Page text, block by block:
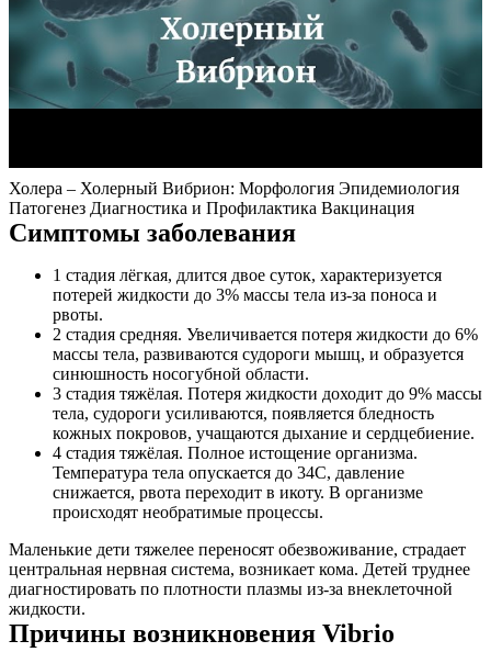
Холера – Холерный Вибрион: Морфология Эпидемиология
Патогенез Диагностика и Профилактика Вакцинация
Симптомы заболевания
1 стадия лёгкая, длится двое суток, характеризуется
потерей жидкости до 3% массы тела из-за поноса и
рвоты.
2 стадия средняя. Увеличивается потеря жидкости до 6%
массы тела, развиваются судороги мышц, и образуется
синюшность носогубной области.
3 стадия тяжёлая. Потеря жидкости доходит до 9% массы
тела, судороги усиливаются, появляется бледность
кожных покровов, учащаются дыхание и сердцебиение.
4 стадия тяжёлая. Полное истощение организма.
Температура тела опускается до 34С, давление
снижается, рвота переходит в икоту. В организме
происходят необратимые процессы.
Маленькие дети тяжелее переносят обезвоживание, страдает
центральная нервная система, возникает кома. Детей труднее
диагностировать по плотности плазмы из-за внеклеточной
жидкости.
Причины возникновения Vibrio